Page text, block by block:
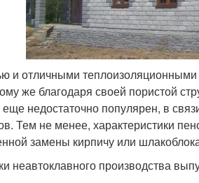
и отличными
же благодаря своей пористой
недостаточно популярен, в
Тем не менее, характеристики
замены кирпичу или
неавтоклавного производства